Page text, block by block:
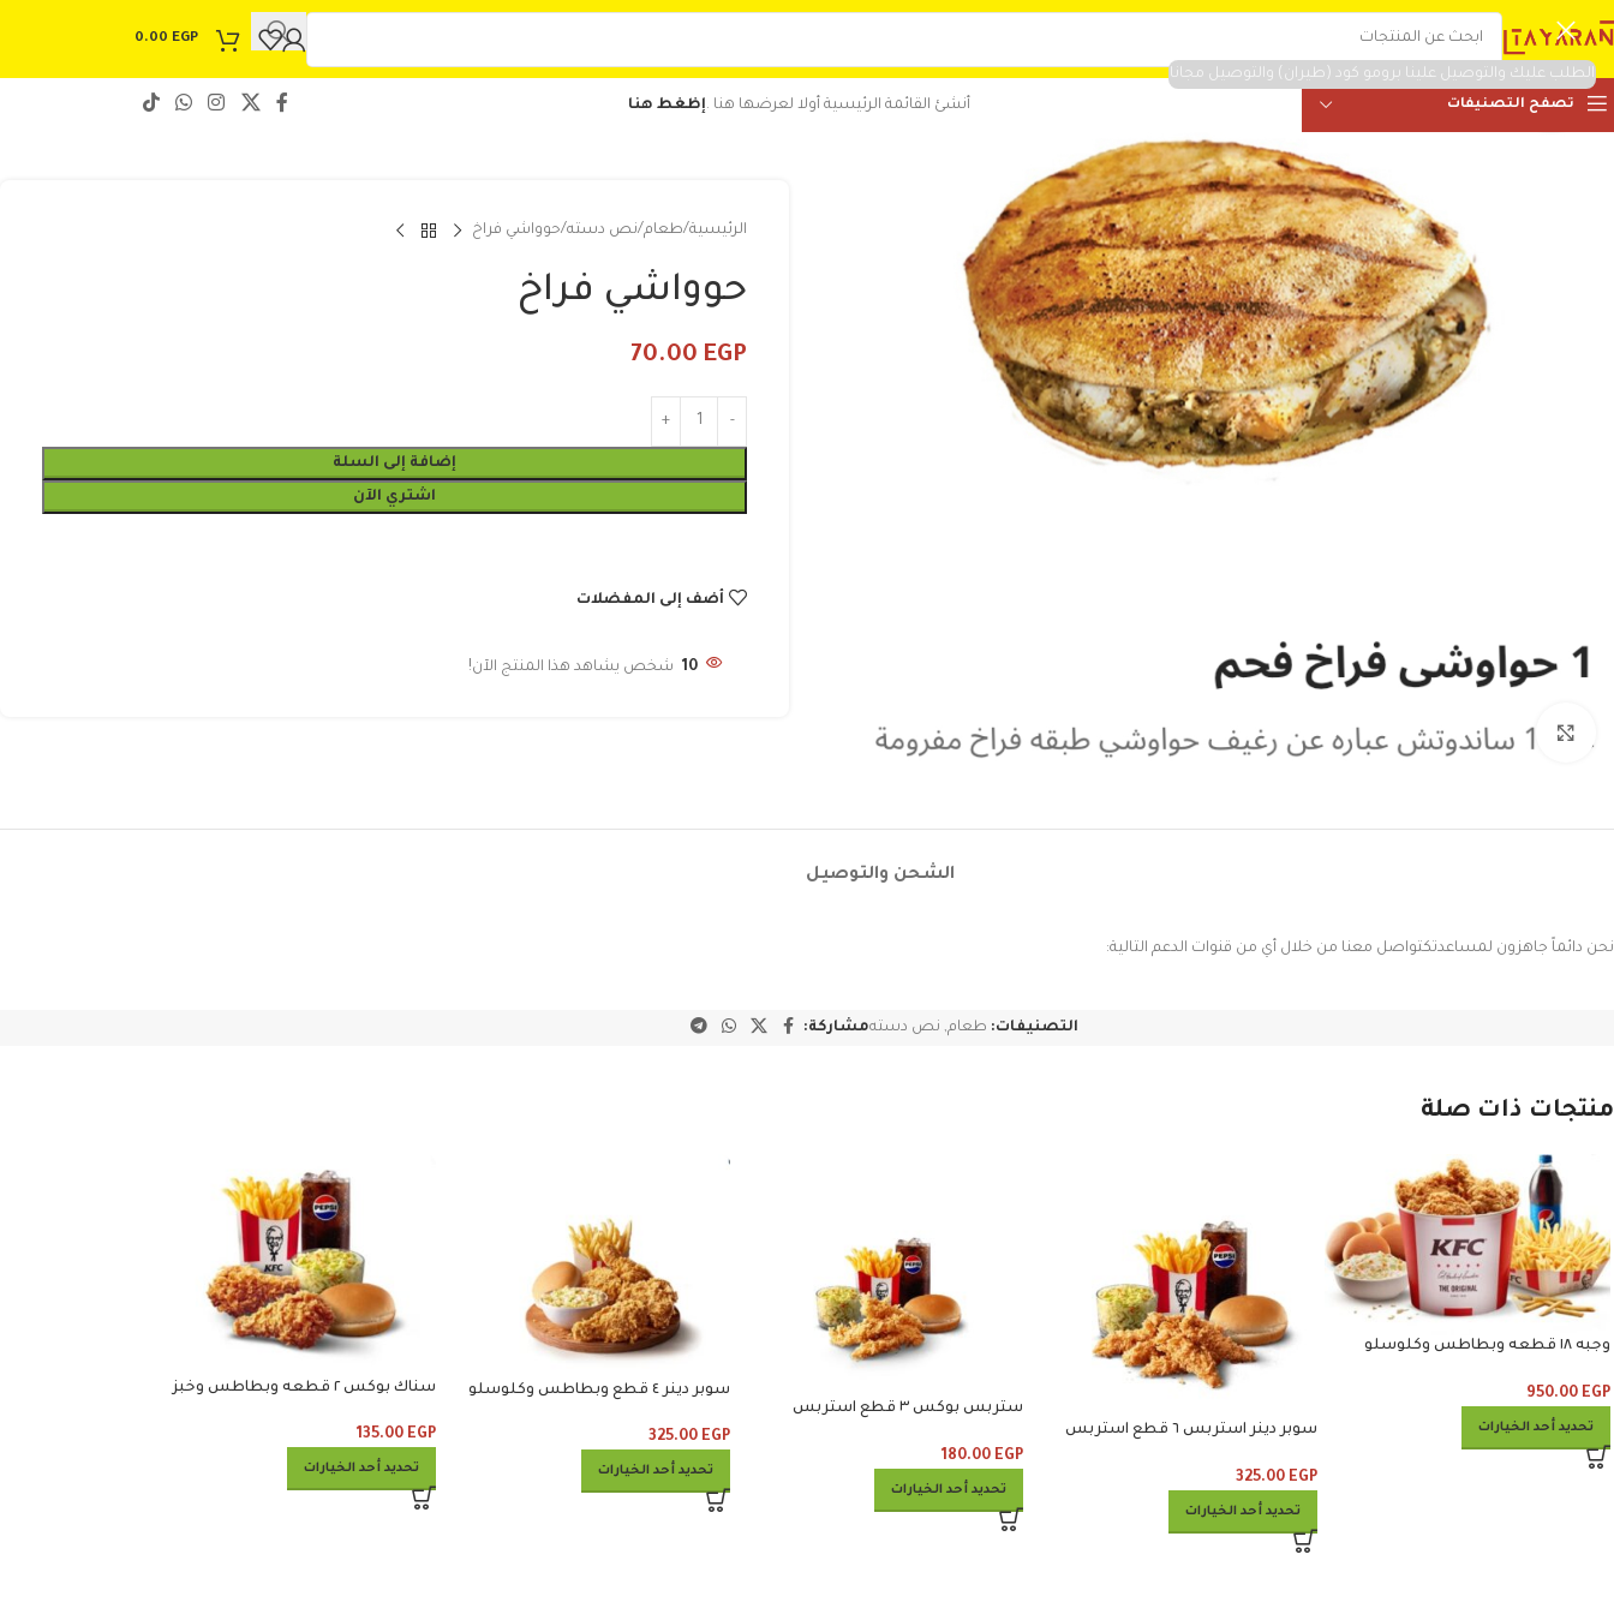
الطلب عليك والتوصيل علينا برومو كود (طيران) والتوصيل مجانا
0.00 EGP
تصفح التصنيفات أنشئ القائمة الرئيسية أولا لعرضها هنا .إظغط هنا
Click to enlarge
الرئيسية طعام نص دسته حوواشي فراخ
حوواشي فراخ
70.00 EGP
إضافة إلى السلة
اشتري الآن
أضف إلى المفضلات
10 شخص يشاهد هذا المنتج الآن!
الشحن والتوصيل
نحن دائماً جاهزون لمساعدتكتواصل معنا من خلال أي من قنوات الدعم التالية:
التصنيفات: طعام, نص دستهمشاركة:
منتجات ذات صلة
وجبه ١٨ قطعه وبطاطس وكلوسلو
950.00 EGP
تحديد أحد الخيارات
سوبر دينر استربس ٦ قطع استربس
325.00 EGP
تحديد أحد الخيارات
ستربس بوكس ٣ قطع استربس
180.00 EGP
تحديد أحد الخيارات
سوبر دينر ٤ قطع وبطاطس وكلوسلو
325.00 EGP
تحديد أحد الخيارات
سناك بوكس ٢ قطعه وبطاطس وخبز
135.00 EGP
تحديد أحد الخيارات